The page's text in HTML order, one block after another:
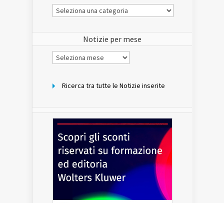
Le
Notizie
Notizie per mese
Notizie
per
Ricerca tra tutte le Notizie inserite